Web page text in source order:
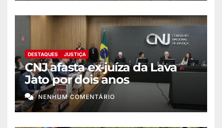
DESTAQUES JUSTIÇA
CNJ afasta ex-juíza da Lava
Jato por dois anos
NENHUM COMENTÁRIO